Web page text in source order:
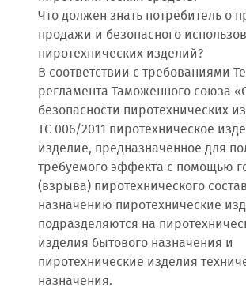
Что должен знать потребитель о
продажи и безопасного
пиротехнических изделий?
В соответствии с требованиями
регламента Таможенного союза
безопасности пиротехнических
ТС 006/2011 пиротехническое
изделие, предназначенное для
требуемого эффекта с помощью
(взрыва) пиротехнического
назначению пиротехнические
подразделяются на
изделия бытового назначения и
пиротехнические изделия
назначения.